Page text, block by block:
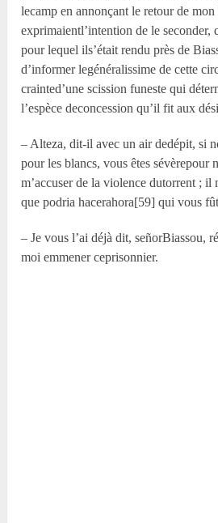
lecamp en annonçant le retour de mon
exprimaientl’intention de le
pour lequel ils’était rendu près de
d’informer legénéralissime de cette
crainted’une scission funeste qui
l’espèce deconcession qu’il fit aux
– Alteza, dit-il avec un air dedépit, si
pour les blancs, vous êtes sévèrepour
m’accuser de la violence dutorrent ; il
que podria hacerahora[59] qui vous
– Je vous l’ai déjà dit, señorBiassou,
moi emmener ceprisonnier.